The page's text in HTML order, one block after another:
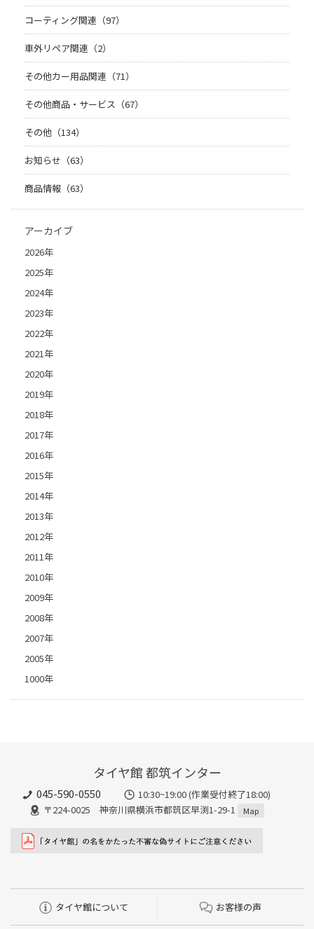
コーティング関連（97）
車外リペア関連（2）
その他カー用品関連（71）
その他商品・サービス（67）
その他（134）
お知らせ（63）
商品情報（63）
アーカイブ
2026年
2025年
2024年
2023年
2022年
2021年
2020年
2019年
2018年
2017年
2016年
2015年
2014年
2013年
2012年
2011年
2010年
2009年
2008年
2007年
2005年
1000年
タイヤ館 都筑インター
045-590-0550
10:30~19:00 (作業受付終了18:00)
〒224-0025 神奈川県横浜市都筑区早渕1-29-1
Map
タイヤ館について お客様の声